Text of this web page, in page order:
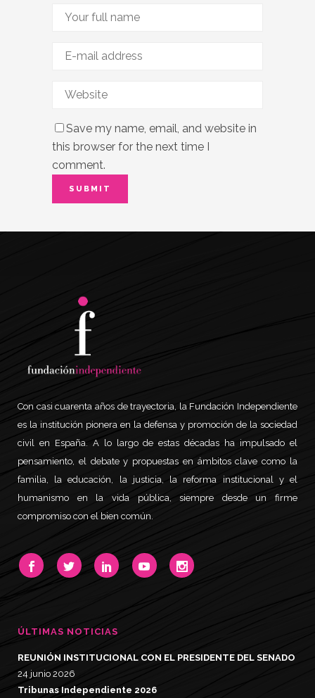
Save my name, email, and website in
this browser for the next time I
comment.
Con casi cuarenta años de trayectoria, la Fundación Independiente
es la institución pionera en la defensa y promoción de la sociedad
civil en España. A lo largo de estas décadas ha impulsado el
pensamiento, el debate y propuestas en ámbitos clave como la
familia, la educación, la justicia, la reforma institucional y el
humanismo en la vida pública, siempre desde un firme
compromiso con el bien común.
ÚLTIMAS NOTICIAS
REUNIÓN INSTITUCIONAL CON EL PRESIDENTE DEL SENADO
24 junio 2026
Tribunas Independiente 2026